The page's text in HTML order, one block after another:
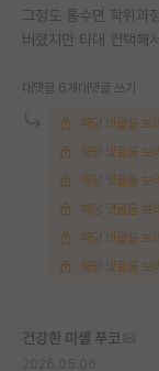
그정도 통수면 학위과
버렸지만 타대 컨택해
대댓글 6개 대댓글 쓰기
해당 댓글을 보
해당 댓글을 보
해당 댓글을 보
해당 댓글을 보
해당 댓글을 보
해당 댓글을 보
건강한 미셸 푸코